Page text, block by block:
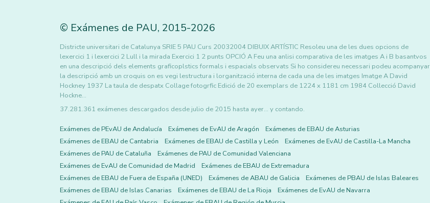
© Exámenes de PAU, 2015-2026
Districte universitari de Catalunya SRIE 5 PAU Curs 20032004 DIBUIX ARTÍSTIC Resoleu una de les dues opcions de
lexercici 1 i lexercici 2 Lull i la mirada Exercici 1 2 punts OPCIÓ A Feu una anlisi comparativa de les imatges A i B basantvos
en una descripció dels elements graficoplstics formals i espacials observats Si ho considereu necessari podeu acompanyar
la descripció amb un croquis on es vegi lestructura i lorganització interna de cada una de les imatges Imatge A David
Hockney 1937 La taula de despatx Collage fotogrfic Edició de 20 exemplars de 1224 x 1181 cm 1984 Collecció David
Hockne…
37.281.361 exámenes descargados desde julio de 2015 hasta ayer... y contando.
Exámenes de PEvAU de Andalucía Exámenes de EvAU de Aragón
Exámenes de EBAU de Asturias
Exámenes de EBAU de Cantabria
Exámenes de EBAU de Castilla y León
Exámenes de EvAU de Castilla-La Mancha
Exámenes de PAU de Cataluña
Exámenes de PAU de Comunidad Valenciana
Exámenes de EvAU de Comunidad de Madrid
Exámenes de EBAU de Extremadura
Exámenes de EBAU de Fuera de España (UNED)
Exámenes de ABAU de Galicia
Exámenes de PBAU de Islas Baleares
Exámenes de EBAU de Islas Canarias
Exámenes de EBAU de La Rioja
Exámenes de EvAU de Navarra